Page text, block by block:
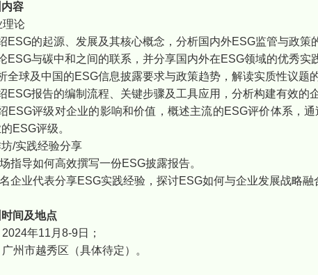
容
理论
ESG的起源、发展及其核心概念，分析国内外ESG监管与政策
ESG与碳中和之间的联系，并分享国内外在ESG领域的优秀实
全球及中国的ESG信息披露要求与政策趋势，解读实质性议题
ESG报告的编制流程、关键步骤及工具应用，分析构建有效的
ESG评级对企业的影响和价值，概述主流的ESG评价体系，
ESG评级。
/实践经验分享
场指导如何高效撰写一份ESG披露报告。
名企业代表分享ESG实践经验，探讨ESG如何与企业发展战略
间及地点
年11月8-9日；
州市越秀区（具体待定）。